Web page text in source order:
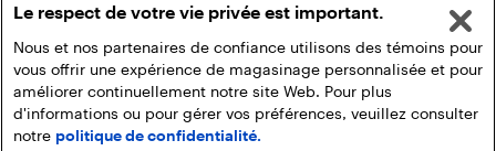
Le respect de votre vie privée est important.
Nous et nos partenaires de confiance utilisons des témoins pour
vous offrir une expérience de magasinage personnalisée et pour
améliorer continuellement notre site Web. Pour plus
d'informations ou pour gérer vos préférences, veuillez consulter
notre politique de confidentialité.